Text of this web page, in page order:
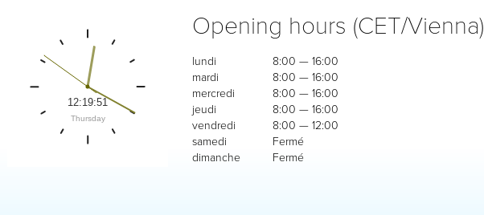
Opening hours (CET/Vienna)
lundi
8:00 — 16:00
mardi
8:00 — 16:00
mercredi
8:00 — 16:00
jeudi
8:00 — 16:00
vendredi
8:00 — 12:00
samedi
Fermé
dimanche
Fermé